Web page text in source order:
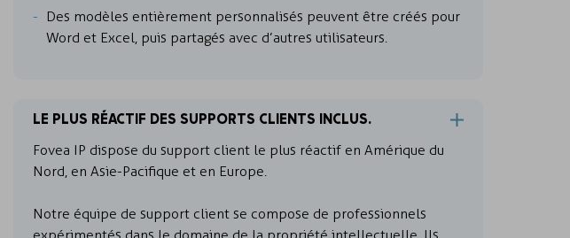
Des modèles entièrement personnalisés peuvent être créés pour
Word et Excel, puis partagés avec d’autres utilisateurs.
LE PLUS RÉACTIF DES SUPPORTS CLIENTS INCLUS.
Fovea IP dispose du support client le plus réactif en Amérique du
Nord, en Asie-Pacifique et en Europe.
Notre équipe de support client se compose de professionnels